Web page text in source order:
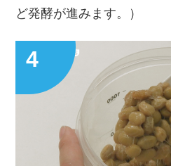
ど発酵が進みます。）